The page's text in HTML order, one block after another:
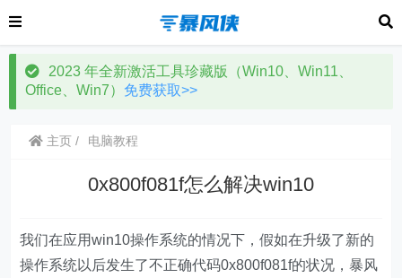
2023 年全新激活工具珍藏版（Win10、Win11、
Office、Win7） 免费获取>>
主页 电脑教程
0x800f081f怎么解决win10
我们在应用win10操作系统的情况下，假如在升级了新的
操作系统以后发生了不正确代码0x800f081f的状况，暴风